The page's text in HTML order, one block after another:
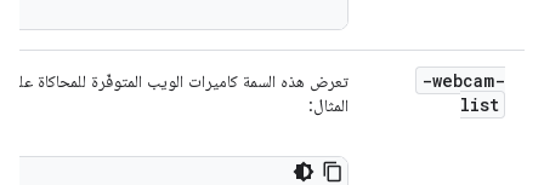
-webcam-
list
تعرض هذه السمة كاميرات الويب المتوفّرة للمحاكاة
المثال: